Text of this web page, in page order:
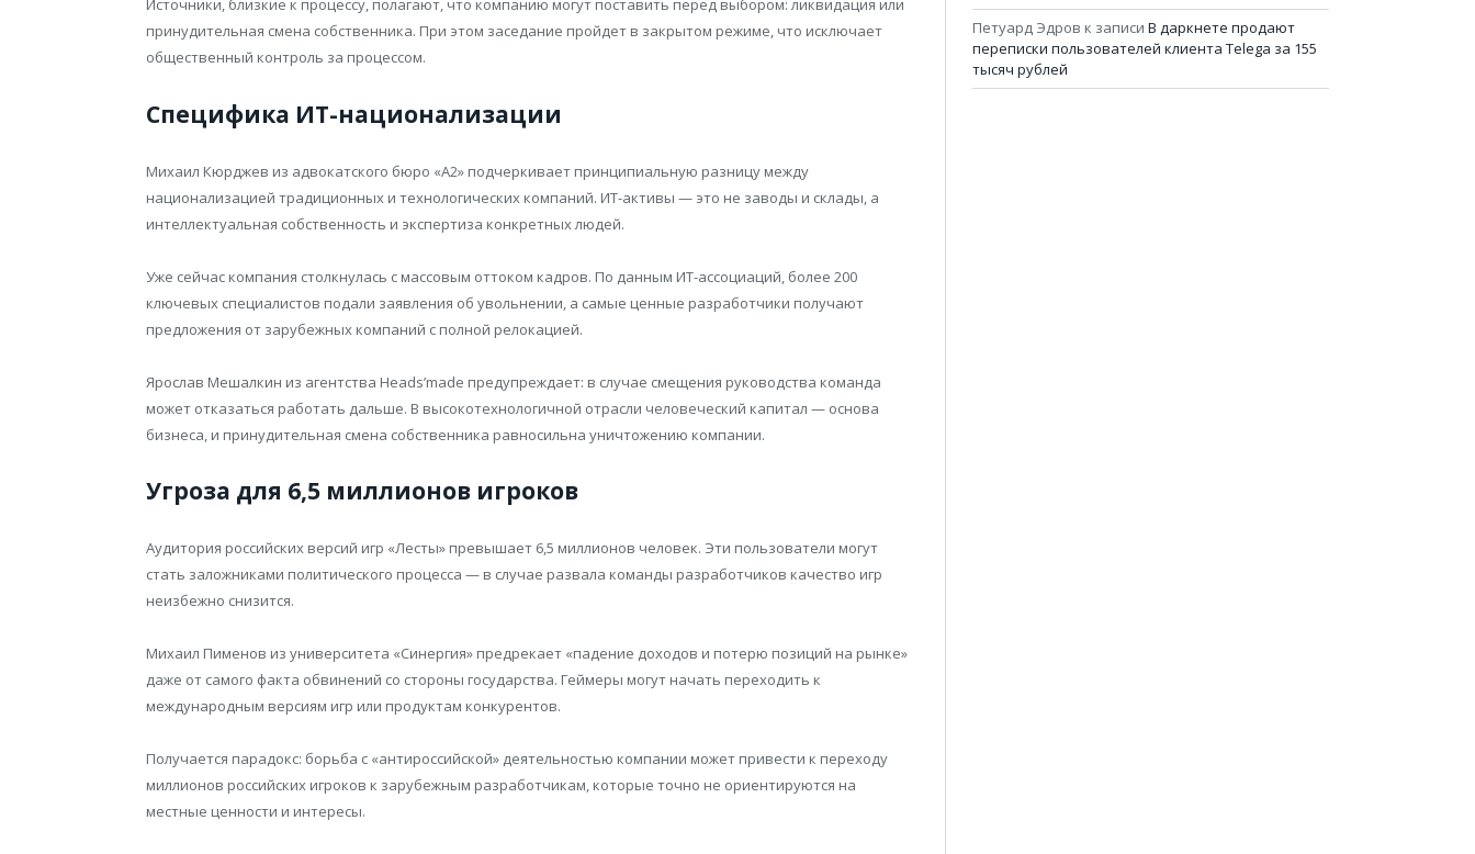
Источники, близкие к процессу, полагают, что компанию могут поставить перед выбором: ликвидация или
принудительная смена собственника. При этом заседание пройдет в закрытом режиме, что исключает
общественный контроль за процессом.
Специфика ИТ-национализации
Михаил Кюрджев из адвокатского бюро «А2» подчеркивает принципиальную разницу между
национализацией традиционных и технологических компаний. ИТ-активы — это не заводы и склады, а
интеллектуальная собственность и экспертиза конкретных людей.
Уже сейчас компания столкнулась с массовым оттоком кадров. По данным ИТ-ассоциаций, более 200
ключевых специалистов подали заявления об увольнении, а самые ценные разработчики получают
предложения от зарубежных компаний с полной релокацией.
Ярослав Мешалкин из агентства Heads’made предупреждает: в случае смещения руководства команда
может отказаться работать дальше. В высокотехнологичной отрасли человеческий капитал — основа
бизнеса, и принудительная смена собственника равносильна уничтожению компании.
Угроза для 6,5 миллионов игроков
Аудитория российских версий игр «Лесты» превышает 6,5 миллионов человек. Эти пользователи могут
стать заложниками политического процесса — в случае развала команды разработчиков качество игр
неизбежно снизится.
Михаил Пименов из университета «Синергия» предрекает «падение доходов и потерю позиций на рынке»
даже от самого факта обвинений со стороны государства. Геймеры могут начать переходить к
международным версиям игр или продуктам конкурентов.
Получается парадокс: борьба с «антироссийской» деятельностью компании может привести к переходу
миллионов российских игроков к зарубежным разработчикам, которые точно не ориентируются на
местные ценности и интересы.
Петуард Эдров к записи В даркнете продают
переписки пользователей клиента Telega за 155
тысяч рублей